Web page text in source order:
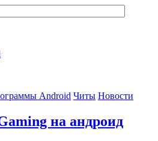
Android Читы Новости
на андроид